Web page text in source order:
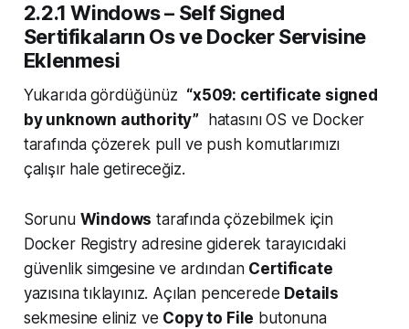
2.2.1 Windows – Self Signed
Sertifikaların Os ve Docker Servisine
Eklenmesi
Yukarıda gördüğünüz “x509: certificate signed
by unknown authority” hatasını OS ve Docker
tarafında çözerek pull ve push komutlarımızı
çalışır hale getireceğiz.
Sorunu Windows tarafında çözebilmek için
Docker Registry adresine giderek tarayıcıdaki
güvenlik simgesine ve ardından Certificate
yazısına tıklayınız. Açılan pencerede Details
sekmesine eliniz ve Copy to File butonuna